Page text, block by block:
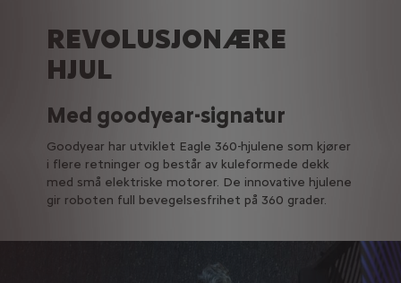
REVOLUSJONÆRE
HJUL
Med goodyear-signatur
Goodyear har utviklet Eagle 360-hjulene som kjører
i flere retninger og består av kuleformede dekk
med små elektriske motorer. De innovative hjulene
gir roboten full bevegelsesfrihet på 360 grader.